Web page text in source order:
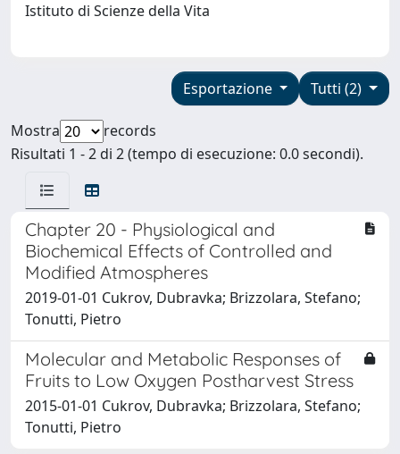
Istituto di Scienze della Vita
Tutti (2)
Esportazione
Mostra
records
Risultati 1 - 2 di 2 (tempo di esecuzione: 0.0 secondi).
Chapter 20 - Physiological and
Biochemical Effects of Controlled and
Modified Atmospheres
2019-01-01 Cukrov, Dubravka; Brizzolara, Stefano;
Tonutti, Pietro
Molecular and Metabolic Responses of
Fruits to Low Oxygen Postharvest Stress
2015-01-01 Cukrov, Dubravka; Brizzolara, Stefano;
Tonutti, Pietro